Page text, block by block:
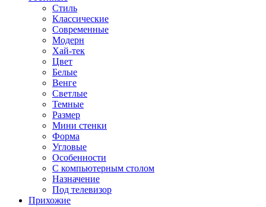
Стиль
Классические
Современные
Модерн
Хай-тек
Цвет
Белые
Венге
Светлые
Темные
Размер
Мини стенки
Форма
Угловые
Особенности
С компьютерным столом
Назначение
Под телевизор
Прихожие